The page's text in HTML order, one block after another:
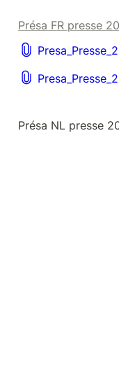
Présa FR presse
Présa NL presse